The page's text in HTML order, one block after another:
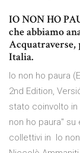
IO NON HO
che abbiamo
Acquatraverse,
Italia.
Io non ho paura
2nd Edition,
stato coinvolto in
non ho paura" su
collettivi in Io